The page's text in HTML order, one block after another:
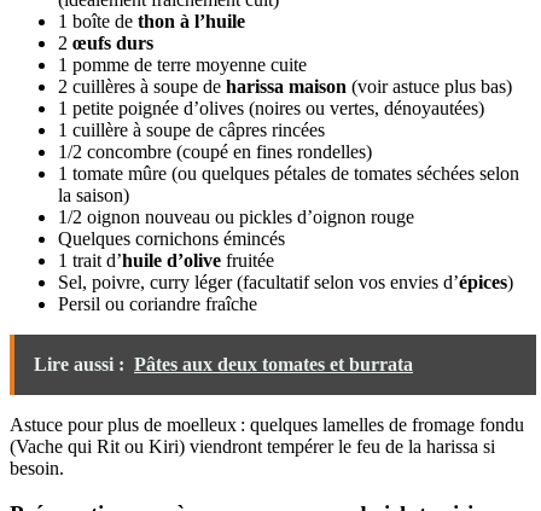
1 boîte de thon à l’huile
2 œufs durs
1 pomme de terre moyenne cuite
2 cuillères à soupe de harissa maison (voir astuce plus bas)
1 petite poignée d’olives (noires ou vertes, dénoyautées)
1 cuillère à soupe de câpres rincées
1/2 concombre (coupé en fines rondelles)
1 tomate mûre (ou quelques pétales de tomates séchées selon
la saison)
1/2 oignon nouveau ou pickles d’oignon rouge
Quelques cornichons émincés
1 trait d’huile d’olive fruitée
Sel, poivre, curry léger (facultatif selon vos envies d’épices)
Persil ou coriandre fraîche
Lire aussi : Pâtes aux deux tomates et burrata
Astuce pour plus de moelleux : quelques lamelles de fromage fondu
(Vache qui Rit ou Kiri) viendront tempérer le feu de la harissa si
besoin.